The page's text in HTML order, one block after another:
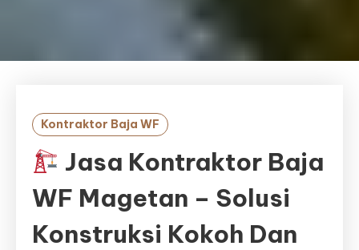
Kontraktor Baja WF
Jasa Kontraktor Baja
WF Magetan – Solusi
Konstruksi Kokoh Dan